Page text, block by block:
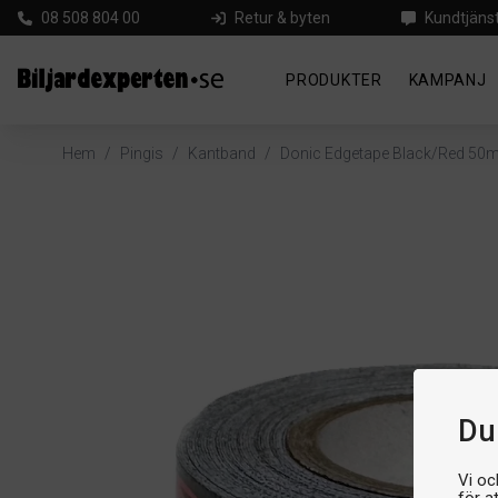
Vi
08 508 804 00 Retur & byten
PRODUKTER KAMPANJ
Hem / Pingis / Kantband / Donic Edgetape Black/Red